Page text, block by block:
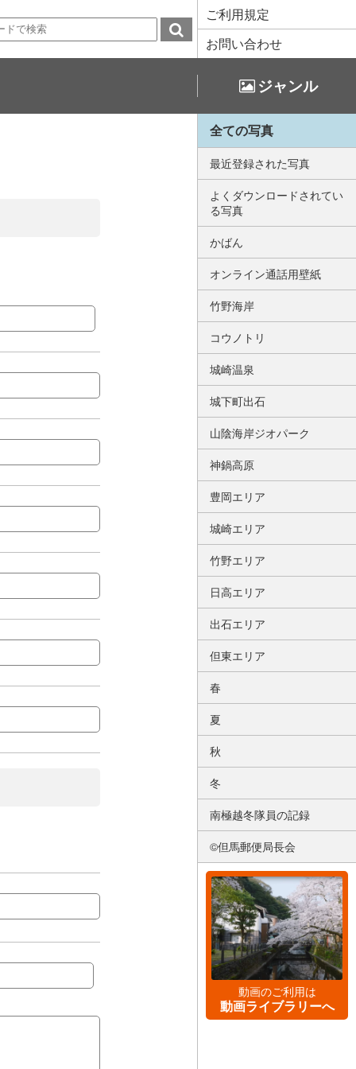
ご利用規定
お問い合わせ
ジャンル
全ての写真
最近登録された写真
よくダウンロードされてい
る写真
かばん
オンライン通話用壁紙
竹野海岸
コウノトリ
城崎温泉
城下町出石
山陰海岸ジオパーク
神鍋高原
豊岡エリア
城崎エリア
竹野エリア
日高エリア
出石エリア
但東エリア
春
夏
秋
冬
南極越冬隊員の記録
©但馬郵便局長会
動画のご利用は
動画ライブラリーへ